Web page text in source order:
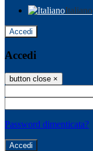
Italiano
Accedi
Accedi
button close ×
Password dimenticata?